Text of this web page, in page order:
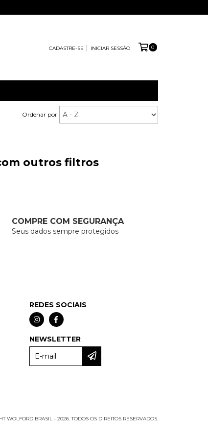
CADASTRE-SE INICIAR SESSÃO 0
Ordenar por
outros filtros
COMPRE COM SEGURANÇA
Seus dados sempre protegidos
REDES SOCIAIS
NEWSLETTER
WOLFORD BRASIL - 2026. TODOS OS DIREITOS RESERVADOS.